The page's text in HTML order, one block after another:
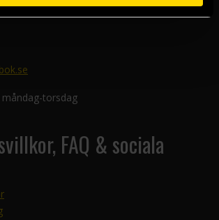
torsdag
FAQ & sociala